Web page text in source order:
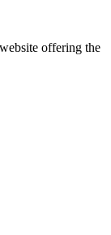
offering the